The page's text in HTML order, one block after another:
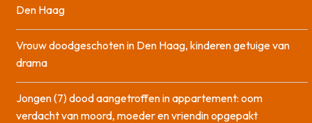
Den Haag
Vrouw doodgeschoten in Den Haag, kinderen getuige van
drama
Jongen (7) dood aangetroffen in appartement: oom
verdacht van moord, moeder en vriendin opgepakt